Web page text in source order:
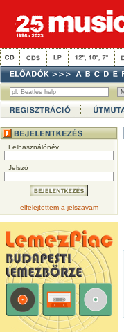
Felhasználónév
Jelszó
elfelejtettem a jelszavam